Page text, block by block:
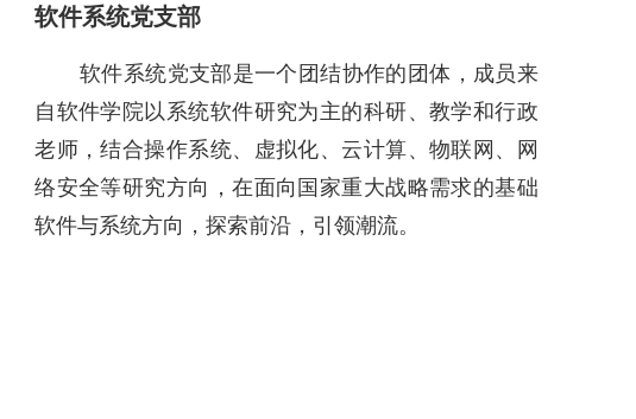
软件系统党支部
软件系统党支部是一个团结协作的团体，成员来
自软件学院以系统软件研究为主的科研、教学和行政
老师，结合操作系统、虚拟化、云计算、物联网、网
络安全等研究方向，在面向国家重大战略需求的基础
软件与系统方向，探索前沿，引领潮流。